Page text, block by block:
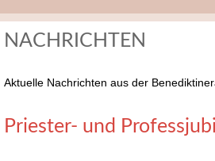
NACHRICHTEN
Aktuelle Nachrichten aus der
Priester- und